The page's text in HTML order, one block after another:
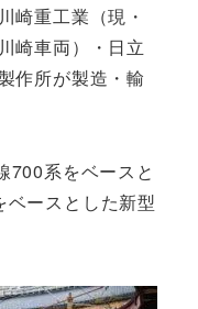
川崎重工業（現・
川崎車両）・日立
作所が製造・輸
700系をベースと
ースとした新型